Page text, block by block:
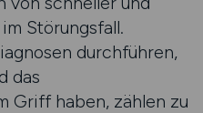
Störungsfall.
durchführen,
das
Griff haben, zählen zu